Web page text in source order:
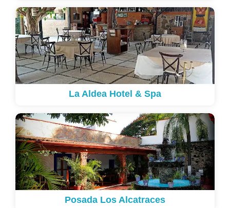
La Aldea Hotel & Spa
Posada Los Alcatraces